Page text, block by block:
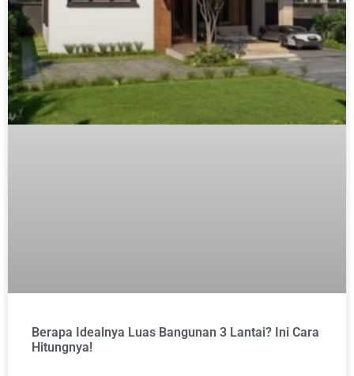
Berapa Idealnya Luas Bangunan 3 Lantai? Ini Cara
Hitungnya!